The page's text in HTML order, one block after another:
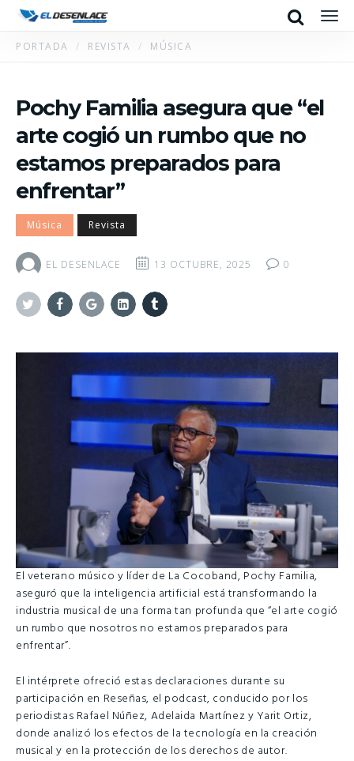
Search
PORTADA REVISTA MÚSICA
Pochy Familia asegura que “el
arte cogió un rumbo que no
estamos preparados para
enfrentar”
Música Revista
EL DESENLACE 13 OCTUBRE, 2025 0
El veterano músico y líder de La Cocoband, Pochy Familia,
aseguró que la inteligencia artificial está transformando la
industria musical de una forma tan profunda que “el arte cogió
un rumbo que nosotros no estamos preparados para
enfrentar”.
El intérprete ofreció estas declaraciones durante su
participación en Reseñas, el podcast, conducido por los
periodistas Rafael Núñez, Adelaida Martínez y Yarit Ortiz,
donde analizó los efectos de la tecnología en la creación
musical y en la protección de los derechos de autor.